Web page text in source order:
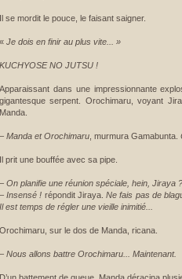
Il se mordit le pouce, le faisant saigner.
« Je dois en finir au plus vite... »
KUCHYOSE NO JUTSU !
Apparaissant dans une impressionnante
gigantesque serpent. Orochimaru, voyant
Manda.
– Manda et Orochimaru , murmura Gamabunta.
Il prit une bouffée avec sa pipe.
– On planifie une réunion spéciale, hein, Jiraya ?
– Insensé ! répondit Jiraya.Ne fais pas de
Il est temps de régler une vieille inimitié...
Orochimaru, sur le dos de Manda, ricana.
– Nous allons battre Orochimaru... Maintenant.